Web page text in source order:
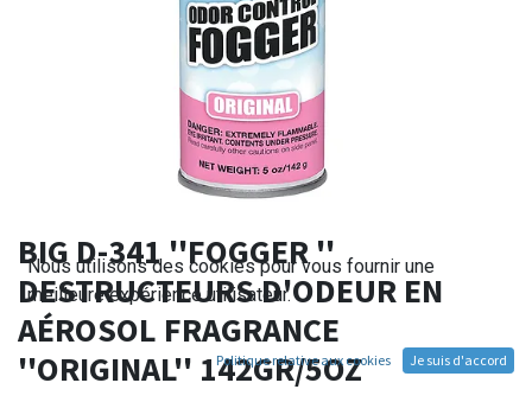
BIG D-341 ''FOGGER ''
DESTRUCTEURS D'ODEUR EN
AÉROSOL FRAGRANCE
''ORIGINAL'' 142GR/5OZ
Nous utilisons des cookies pour vous fournir une
meilleure expérience utilisateur.
Politique relative aux cookies Je suis d'accord